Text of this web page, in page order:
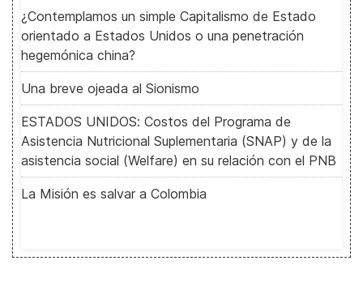
¿Contemplamos un simple Capitalismo de Estado
orientado a Estados Unidos o una penetración
hegemónica china?
Una breve ojeada al Sionismo
ESTADOS UNIDOS: Costos del Programa de
Asistencia Nutricional Suplementaria (SNAP) y de la
asistencia social (Welfare) en su relación con el PNB
La Misión es salvar a Colombia